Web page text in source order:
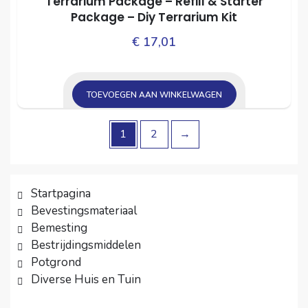
Package – Diy Terrarium Kit
€ 17,01
TOEVOEGEN AAN WINKELWAGEN
1 2 →
Startpagina
Bevestingsmateriaal
Bemesting
Bestrijdingsmiddelen
Potgrond
Diverse Huis en Tuin